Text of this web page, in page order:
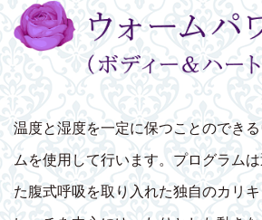
温度と湿度を一定に保つことのでき
ムを使用して行います。プログラム
た腹式呼吸を取り入れた独自のカリ